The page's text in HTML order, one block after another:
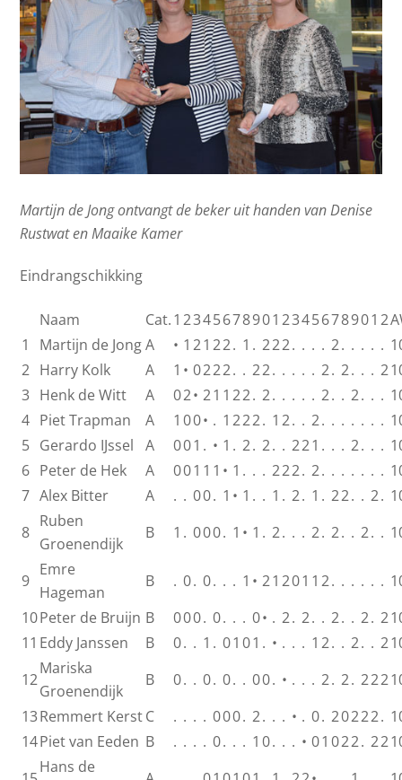
Martijn de Jong ontvangt de beker uit handen van Denise
Rustwat en Maaike Kamer
Eindrangschikking
Naam Cat.1 2345678901 2345678901 2
1
Martijn de Jong A • 1 21 22. 1 . 222. . . . 2. . . . .
2 Harry Kolk A 1 • 0222. . 22. . . . . 2. 2. . . 2
3 Henk de Witt A 02• 21 1 22. 2. . . . . 2. . 2. . .
4 Piet Trapman A 1 00• . 1 222. 1 2. . 2. . . . . . .
5 Gerardo IJssel A 001 . • 1 . 2. 2. . 221 . . . 2. . .
6 Peter de Hek A 001 1 1 • 1 . . . 222. 2. . . . . . .
7 Alex Bitter A . . 00. 1 • 1 . . 1 . 2. 1 . 22. . 2.
8
Ruben
Groenendijk
B 1 . 000. 1 • 1 . 2. . . 2. 2. . 2. .
9
Emre
Hageman
B . 0. 0. . . 1 • 21 201 1 2. . . . . .
10Peter de Bruijn B 000. 0. . . 0• . 2. 2. . 2. . 2. 2
11 Eddy Janssen B 0. . 1 . 01 01 . • . . . 1 2. . 2. . 2
12
Mariska
Groenendijk
B 0. . 0. 0. . 00. • . . . 2. 2. 222
13Remmert KerstC . . . . 000. 2. . . • . 0. 20222.
14Piet van Eeden B . . . . 0. . . 1 0. . . • 01 022. 22
Hans de